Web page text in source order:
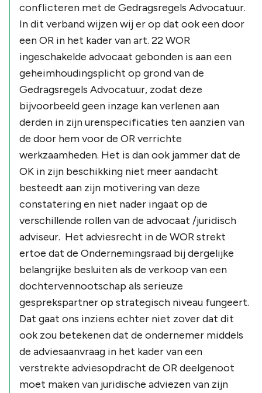
conflicteren met de Gedragsregels Advocatuur.
In dit verband wijzen wij er op dat ook een door
een OR in het kader van art. 22 WOR
ingeschakelde advocaat gebonden is aan een
geheimhoudingsplicht op grond van de
Gedragsregels Advocatuur, zodat deze
bijvoorbeeld geen inzage kan verlenen aan
derden in zijn urenspecificaties ten aanzien van
de door hem voor de OR verrichte
werkzaamheden. Het is dan ook jammer dat de
OK in zijn beschikking niet meer aandacht
besteedt aan zijn motivering van deze
constatering en niet nader ingaat op de
verschillende rollen van de advocaat /juridisch
adviseur. Het adviesrecht in de WOR strekt
ertoe dat de Ondernemingsraad bij dergelijke
belangrijke besluiten als de verkoop van een
dochtervennootschap als serieuze
gesprekspartner op strategisch niveau fungeert.
Dat gaat ons inziens echter niet zover dat dit
ook zou betekenen dat de ondernemer middels
de adviesaanvraag in het kader van een
verstrekte adviesopdracht de OR deelgenoot
moet maken van juridische adviezen van zijn